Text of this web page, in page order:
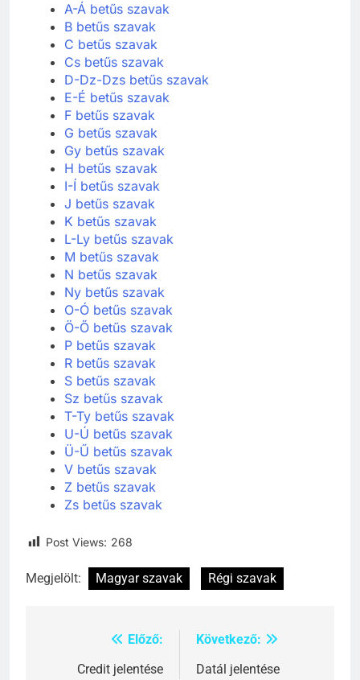
A-Á betűs szavak
B betűs szavak
C betűs szavak
Cs betűs szavak
D-Dz-Dzs betűs szavak
E-É betűs szavak
F betűs szavak
G betűs szavak
Gy betűs szavak
H betűs szavak
I-Í betűs szavak
J betűs szavak
K betűs szavak
L-Ly betűs szavak
M betűs szavak
N betűs szavak
Ny betűs szavak
O-Ó betűs szavak
Ö-Ő betűs szavak
P betűs szavak
R betűs szavak
S betűs szavak
Sz betűs szavak
T-Ty betűs szavak
U-Ú betűs szavak
Ü-Ű betűs szavak
V betűs szavak
Z betűs szavak
Zs betűs szavak
Post Views: 268
Megjelölt: Magyar szavak Régi szavak
Bejegyzés
navigáció
Előző:
Credit jelentése
Következő:
Datál jelentése